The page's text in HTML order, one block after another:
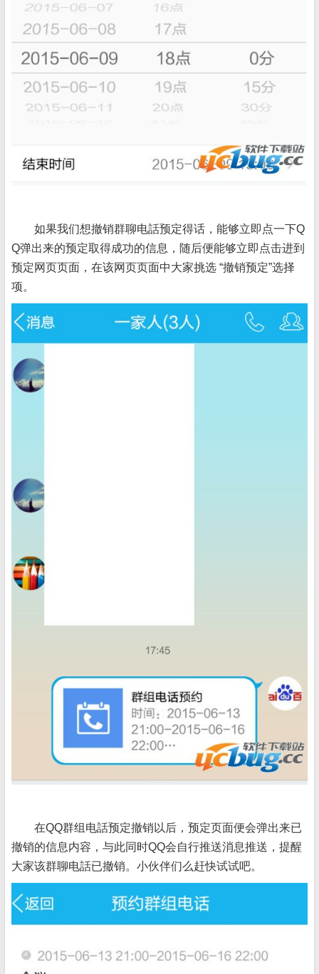
如果我们想撤销群聊电話预定得话，能够立即点一下Q
Q弹出来的预定取得成功的信息，随后便能够立即点击进到
预定网页页面，在该网页页面中大家挑选 “撤销预定”选择
项。
在QQ群组电話预定撤销以后，预定页面便会弹出来已
撤销的信息内容，与此同时QQ会自行推送消息推送，提醒
大家该群聊电話已撤销。小伙伴们么赶快试试吧。